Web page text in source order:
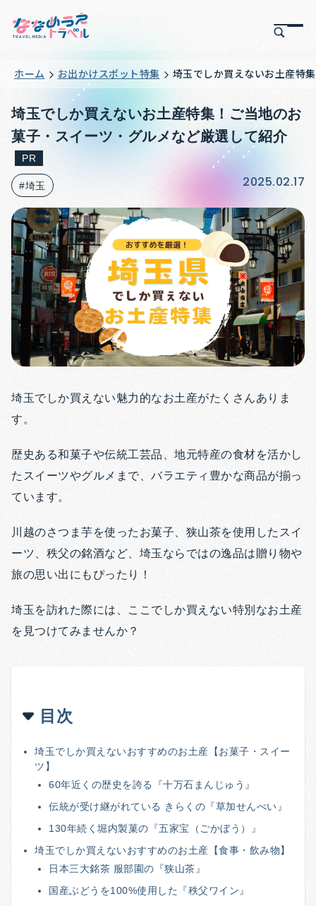
ホーム お出かけスポット特集 埼玉でしか買えないお土産特
埼玉でしか買えないお土産特集！ご当地のお
菓子・スイーツ・グルメなど厳選して紹介
PR
#埼玉 2025.02.17
埼玉でしか買えない魅力的なお土産がたくさんありま
す。
歴史ある和菓子や伝統工芸品、地元特産の食材を活かし
たスイーツやグルメまで、バラエティ豊かな商品が揃っ
ています。
川越のさつま芋を使ったお菓子、狭山茶を使用したスイ
ーツ、秩父の銘酒など、埼玉ならではの逸品は贈り物や
旅の思い出にもぴったり！
埼玉を訪れた際には、ここでしか買えない特別なお土産
を見つけてみませんか？
目次
埼玉でしか買えないおすすめのお土産【お菓子・スイー
ツ】
60年近くの歴史を誇る『十万石まんじゅう』
伝統が受け継がれている きらくの『草加せんべい』
130年続く堀内製菓の『五家宝（ごかぼう）』
埼玉でしか買えないおすすめのお土産【食事・飲み物】
日本三大銘茶 服部園の『狭山茶』
国産ぶどうを100%使用した『秩父ワイン』